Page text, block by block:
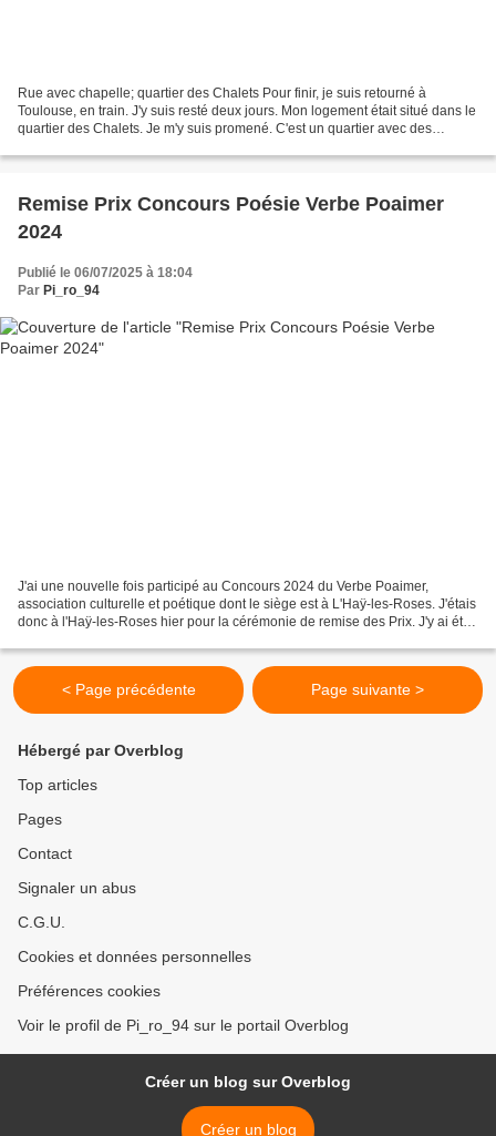
Rue avec chapelle; quartier des Chalets Pour finir, je suis retourné à
Toulouse, en train. J'y suis resté deux jours. Mon logement était situé dans le
quartier des Chalets. Je m'y suis promené. C'est un quartier avec des
Remise Prix Concours Poésie Verbe Poaimer
2024
Publié le 06/07/2025 à 18:04
Par Pi_ro_94
J'ai une nouvelle fois participé au Concours 2024 du Verbe Poaimer,
association culturelle et poétique dont le siège est à L'Haÿ-les-Roses. J'étais
donc à l'Haÿ-les-Roses hier pour la cérémonie de remise des Prix. J'y ai été
< Page précédente Page suivante >
Hébergé par Overblog
Top articles
Pages
Contact
Signaler un abus
C.G.U.
Cookies et données personnelles
Préférences cookies
Voir le profil de Pi_ro_94 sur le portail Overblog
Créer un blog sur Overblog
Créer un blog